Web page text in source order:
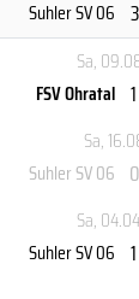
Suhler SV 06
Sa,
FSV Ohratal
Sa,
Suhler SV 06
Sa,
Suhler SV 06